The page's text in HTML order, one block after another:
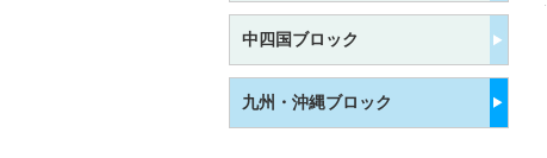
中四国ブロック
九州・沖縄ブロック